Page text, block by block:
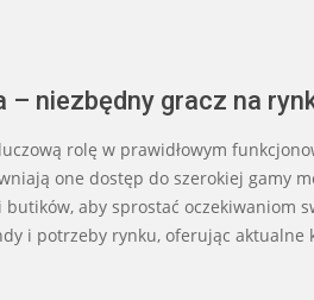
– niezbędny gracz na
rolę w prawidłowym
one dostęp do szerokiej gamy
aby sprostać oczekiwaniom
i potrzeby rynku, oferując aktualne